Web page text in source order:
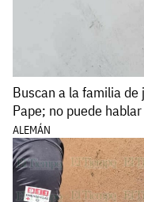
Buscan a la familia
Pape; no puede
ALEMÁN